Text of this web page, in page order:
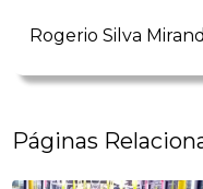
Rogerio Silva
Páginas